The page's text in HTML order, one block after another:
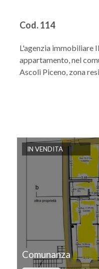
Cod. 114
L'agenzia immobiliare
appartamento, nel
Ascoli Piceno, zona
IN VENDITA
Comunanza